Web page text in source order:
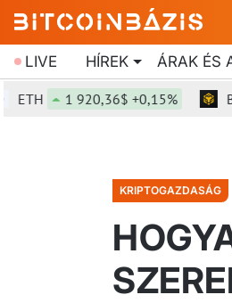
LIVE HÍREK ÁRAK ÉS
1 920,36$ +0,15% BNB
KRIPTOGAZDASÁG